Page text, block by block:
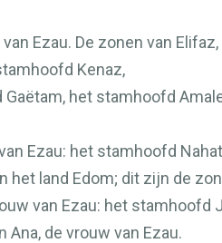
Ezau. De zonen van
Kenaz,
het stamhoofd
Ezau: het stamhoofd
land Edom; dit zijn de
van Ezau: het
de vrouw van Ezau.